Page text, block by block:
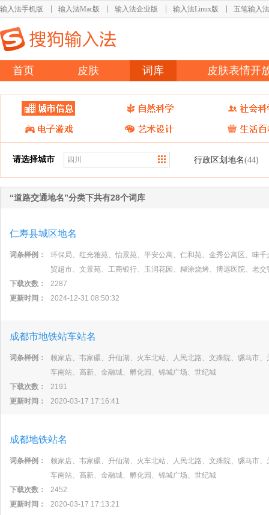
输入法手机版 输入法Mac版 输入法企业版 输入法Linux版 五笔输入法
首页 皮肤 词库 皮肤表情开
请选择城市 行政区划地名(44)
“道路交通地名”分类下共有28个词库
仁寿县城区地名
词条样例：
环保局、红光雅苑、怡景苑、平安公寓、仁和苑、金秀公寓区、味
贸超市、文景苑、工商银行、玉润花园、糊涂烧烤、博远医院、老交
下载次数：
2287
更新时间：
2024-12-31 08:50:32
成都市地铁站车站名
词条样例：
赖家店、韦家碾、升仙湖、火车北站、人民北路、文殊院、骡马市
车南站、高新、金融城、孵化园、锦城广场、世纪城
下载次数：
2191
更新时间：
2020-03-17 17:16:41
成都地铁站名
词条样例：
赖家店、韦家碾、升仙湖、火车北站、人民北路、文殊院、骡马市
车南站、高新、金融城、孵化园、锦城广场、世纪城
下载次数：
2452
更新时间：
2020-03-17 17:13:21